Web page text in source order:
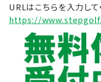
URLはこちらを入力して
https://